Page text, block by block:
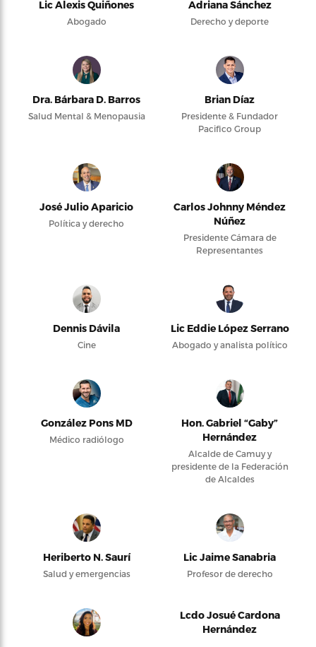
Lic Alexis Quiñones
Abogado
Adriana Sánchez
Derecho y deporte
Dra. Bárbara D. Barros
Salud Mental & Menopausia
Brian Díaz
Presidente & Fundador
Pacifico Group
José Julio Aparicio
Política y derecho
Carlos Johnny Méndez
Núñez
Presidente Cámara de
Representantes
Dennis Dávila
Cine
Lic Eddie López Serrano
Abogado y analista político
González Pons MD
Médico radiólogo
Hon. Gabriel “Gaby”
Hernández
Alcalde de Camuy y
presidente de la Federación
de Alcaldes
Heriberto N. Saurí
Salud y emergencias
Lic Jaime Sanabria
Profesor de derecho
Lcdo Josué Cardona
Hernández